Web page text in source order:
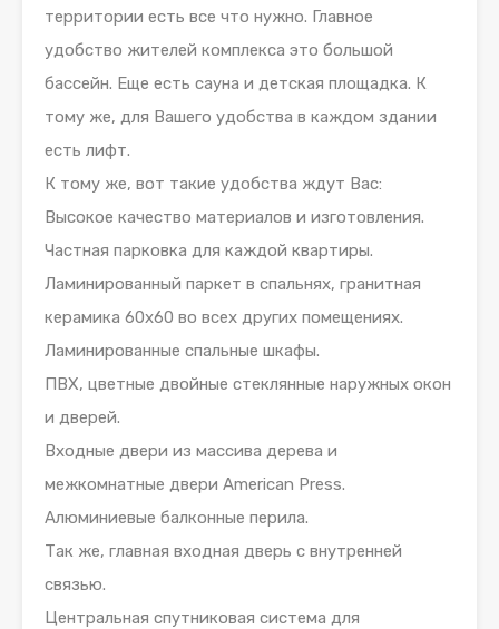
территории есть все что нужно. Главное
удобство жителей комплекса это большой
бассейн. Еще есть сауна и детская площадка. К
тому же, для Вашего удобства в каждом здании
есть лифт.
К тому же, вот такие удобства ждут Вас:
Высокое качество материалов и изготовления.
Частная парковка для каждой квартиры.
Ламинированный паркет в спальнях, гранитная
керамика 60х60 во всех других помещениях.
Ламинированные спальные шкафы.
ПВХ, цветные двойные стеклянные наружных окон
и дверей.
Входные двери из массива дерева и
межкомнатные двери American Press.
Алюминиевые балконные перила.
Так же, главная входная дверь с внутренней
связью.
Центральная спутниковая система для